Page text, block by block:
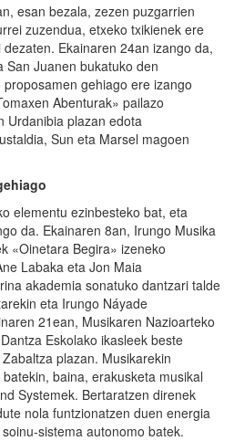
esan bezala, zezen puzgarrien
zuzendua, etxeko txikienek ere
Ekainaren 24an izango da,
San Juanen bukatuko den
gehiago ere izango
Abenturak» pailazo
Urdanibia plazan edota
Sun eta Marsel magoen
elementu ezinbesteko bat, eta
da. Ekainaren 8an, Irungo Musika
«Oinetara Begira» izeneko
Labaka eta Jon Maia
akademia sonatuko dantzari talde
eta Irungo Náyade
21ean, Musikaren Nazioarteko
Eskolako ikasleek beste
plazan. Musikarekin
baina, erakusketa musikal
Systemek. Bertaratzen direnek
nola funtzionatzen duen energia
sistema autonomo batek.